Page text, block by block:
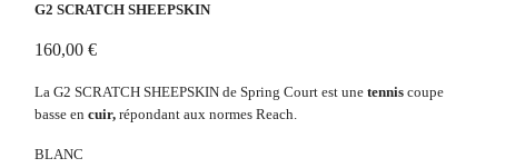
G2 SCRATCH SHEEPSKIN
160,00 €
La G2 SCRATCH SHEEPSKIN de Spring Court est une tennis coupe
basse en cuir,répondant aux normes Reach.
BLANC